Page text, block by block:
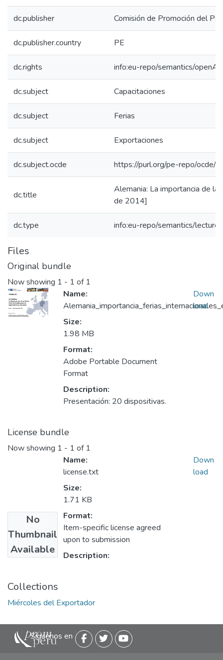
dc.publisher Comisión de Promoción del
dc.publisher.country PE
dc.rights info:eu-repo/semantics/
dc.subject Capacitaciones
dc.subject Ferias
dc.subject Exportaciones
dc.subject.ocde https://purl.org/pe-repo/ocde/
dc.title
Alemania: La importancia de
de 2014]
dc.type info:eu-repo/semantics/lecture
Files
Original bundle
Now showing 1 - 1 of 1
Name:
Size:
1.98 MB
Format:
Adobe Portable Document
Format
Description:
Presentación: 20 dispositivas.
Down
load
License bundle
Now showing 1 - 1 of 1
No
Thumbnail
Available
Name:
license.txt
Size:
1.71 KB
Format:
Item-specific license agreed
upon to submission
Description:
Down
load
Collections
Miércoles del Exportador
Siguenos en